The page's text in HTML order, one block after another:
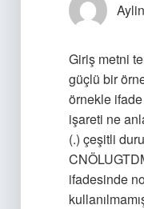
Aylin
Giriş metni
güçlü bir
örnekle
işareti ne
(.) çeşitli
ifadesinde